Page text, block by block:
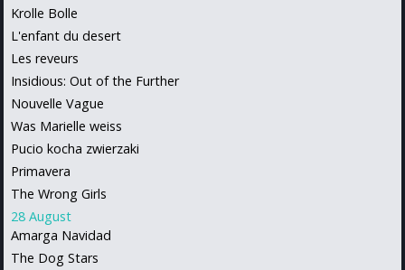
Krolle Bolle
L'enfant du desert
Les reveurs
Insidious: Out of the Further
Nouvelle Vague
Was Marielle weiss
Pucio kocha zwierzaki
Primavera
The Wrong Girls
28 August
Amarga Navidad
The Dog Stars